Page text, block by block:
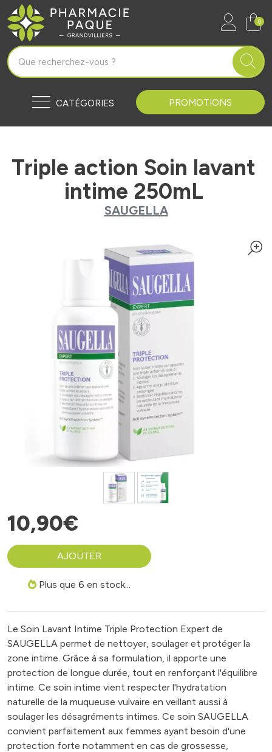
Pharmacie Paque Grandvilliers
0
CATÉGORIES PROMOTIONS
Triple action Soin lavant
intime 250mL
SAUGELLA
10,90€
AJOUTER
Plus que 6 en stock...
Le Soin Lavant Intime Triple Protection Expert de
SAUGELLA permet de nettoyer, soulager et protéger la
zone intime. Grâce à sa formulation, il apporte une
protection de longue durée, tout en renforçant l'équilibre
intime. Ce soin intime vient respecter l'hydratation
naturelle de la muqueuse vulvaire en veillant aussi à
soulager les désagréments intimes. Ce soin SAUGELLA
convient parfaitement aux femmes ayant besoin d'une
protection forte notamment en cas de grossesse,